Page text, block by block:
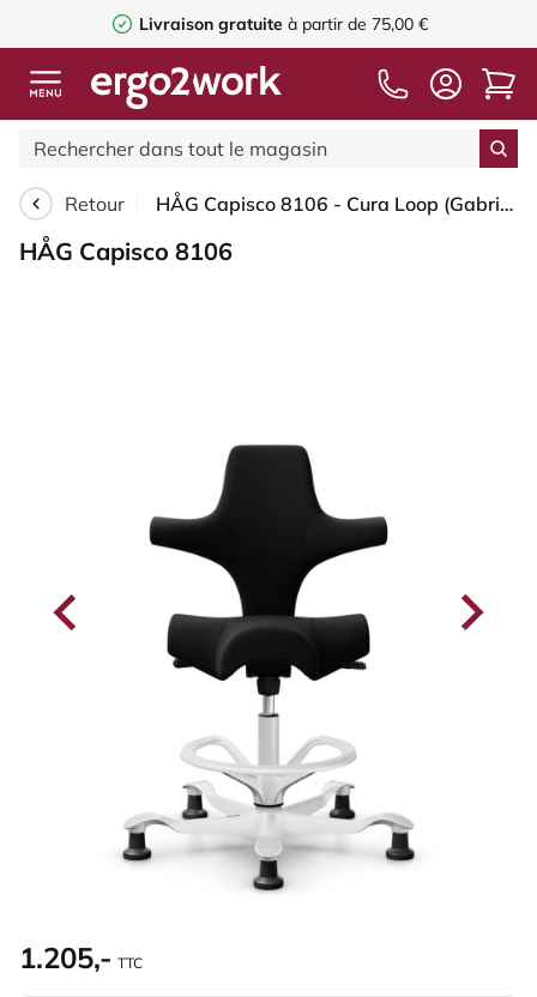
Livraison gratuite à partir de 75,00 €
Retour HÅG Capisco 8106 - Cura Loop (Gabriel) - Polyester recyclé - CLP60999 Black - Blanc - 200 mm (hauteur d’assise 46–64 cm) - Patins
HÅG Capisco 8106
1.205,- TTC